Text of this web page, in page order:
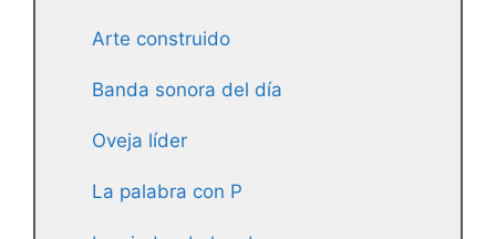
Arte construido
Banda sonora del día
Oveja líder
La palabra con P